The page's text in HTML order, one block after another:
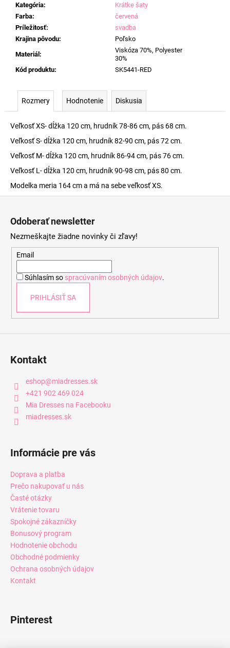
Kategória:
Krátke šaty
Farba:
červená
Príležitosť:
svadba
Krajina pôvodu:
Poľsko
Materiál :
Viskóza 70%, Polyester
30%
Kód produktu: SK5441-RED
Rozmery Hodnotenie Diskusia
Veľkosť XS- dĺžka 120 cm, hrudník 78-86 cm, pás 68 cm.
Veľkosť S- dĺžka 120 cm, hrudník 82-90 cm, pás 72 cm.
Veľkosť M- dĺžka 120 cm, hrudník 86-94 cm, pás 76 cm.
Veľkosť L- dĺžka 120 cm, hrudník 90-98 cm, pás 80 cm.
Modelka meria 164 cm a má na sebe veľkosť XS.
Odoberať newsletter
Nezmeškajte žiadne novinky či zľavy!
Email
Súhlasím so spracúvaním osobných údajov.
PRIHLÁSIŤ SA
Kontakt
eshop@miadresses.sk
+421 902 469 024
Mia Dresses na Facebooku
miadresses.sk
Informácie pre vás
Doprava a platba
Prečo nakupovať u nás
Časté otázky
Vrátenie tovaru
Spokojné zákazníčky
Bonusový program
Hodnotenie obchodu
Obchodné podmienky
Ochrana osobných údajov
Kontakt
Pinterest